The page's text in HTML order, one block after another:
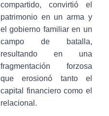
compartido, convirtió el
patrimonio en un arma y
el gobierno familiar en un
campo de batalla,
resultando en una
fragmentación forzosa
que erosionó tanto el
capital financiero como el
relacional.